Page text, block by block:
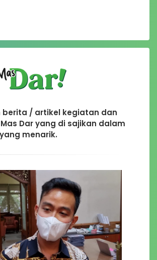
berita / artikel kegiatan dan
Dar yang di sajikan dalam
menarik.